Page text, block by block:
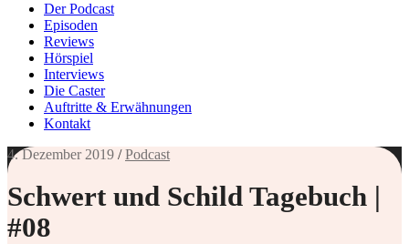
Der Podcast
Episoden
Reviews
Hörspiel
Interviews
Die Caster
Auftritte & Erwähnungen
Kontakt
4. Dezember 2019 /Podcast
Schwert und Schild Tagebuch |
#08